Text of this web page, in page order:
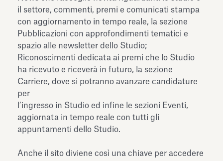
il settore, commenti, premi e comunicati stampa
con aggiornamento in tempo reale, la sezione
Pubblicazioni con approfondimenti tematici e
spazio alle newsletter dello Studio;
Riconoscimenti dedicata ai premi che lo Studio
ha ricevuto e riceverà in futuro, la sezione
Carriere, dove si potranno avanzare candidature
per
l’ingresso in Studio ed infine le sezioni Eventi,
aggiornata in tempo reale con tutti gli
appuntamenti dello Studio.
Anche il sito diviene così una chiave per accedere